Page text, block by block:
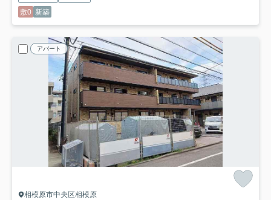
敷0 新築
アパート
相模原市中央区相模原